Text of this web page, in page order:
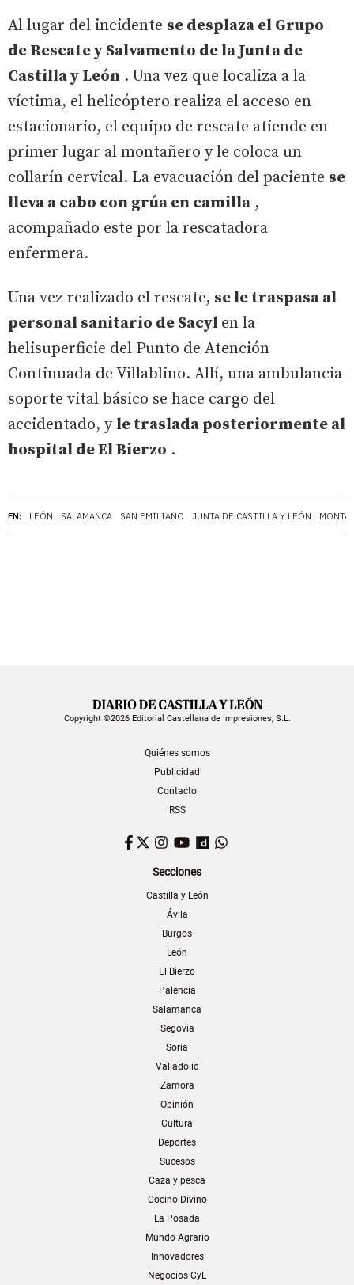
EN: LEÓN SALAMANCA SAN EMILIANO JUNTA DE CASTILLA Y LEÓN
Al lugar del incidente se desplaza el Grupo
de Rescate y Salvamento de la Junta de
Castilla y León . Una vez que localiza a la
víctima, el helicóptero realiza el acceso en
estacionario, el equipo de rescate atiende en
primer lugar al montañero y le coloca un
collarín cervical. La evacuación del paciente se
lleva a cabo con grúa en camilla ,
acompañado este por la rescatadora
enfermera.
Una vez realizado el rescate, se le traspasa al
personal sanitario de Sacyl en la
helisuperficie del Punto de Atención
Continuada de Villablino. Allí, una ambulancia
soporte vital básico se hace cargo del
accidentado, y le traslada posteriormente al
hospital de El Bierzo .
Copyright ©2026 Editorial Castellana de Impresiones, S.L.
Quiénes somos
Publicidad
Contacto
RSS
Facebook
TwitterInstagram
YouTubeDailymotion
Secciones
Castilla y León
Ávila
Burgos
León
El Bierzo
Palencia
Salamanca
Segovia
Soria
Valladolid
Zamora
Opinión
Cultura
Deportes
Sucesos
Caza y pesca
Cocino Divino
La Posada
Mundo Agrario
Innovadores
Negocios CyL